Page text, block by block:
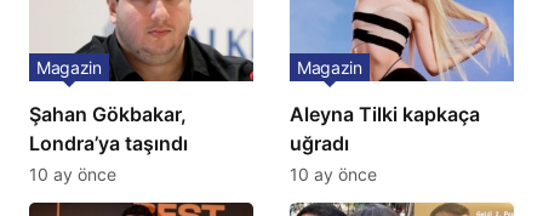
Şahan Gökbakar,
Londra’ya taşındı
Magazin
10 ay önce
Aleyna Tilki kapkaça
uğradı
Magazin
10 ay önce